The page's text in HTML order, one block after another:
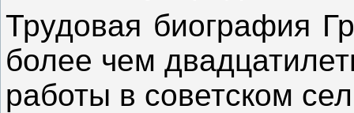
Трудовая биография
более чем
работы в советском